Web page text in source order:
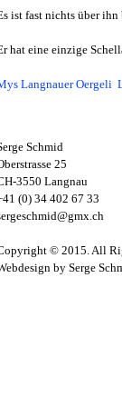
ist fast nichts über
hat eine einzige
Langnauer Oergeli
Schmid
25
3550 Langnau
(0) 34 402 67 33
© 2015. All
by Serge